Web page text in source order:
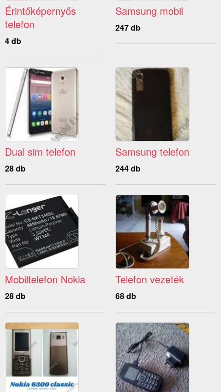
Érintőképernyős
telefon
4 db
Samsung mobil
247 db
Dual sim telefon
28 db
Samsung telefon
244 db
Mobiltelefon Nokia
28 db
Telefon vezeték
68 db